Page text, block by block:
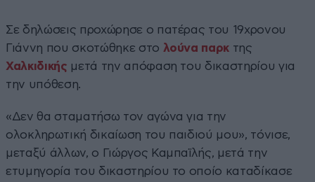
Σε δηλώσεις προχώρησε ο πατέρας του 19χρονου
Γιάννη που σκοτώθηκε στο λούνα παρκ της
Χαλκιδικής μετά την απόφαση του δικαστηρίου για
την υπόθεση.
«Δεν θα σταματήσω τον αγώνα για την
ολοκληρωτική δικαίωση του παιδιού μου», τόνισε,
μεταξύ άλλων, ο Γιώργος Καμπαϊλής, μετά την
ετυμηγορία του δικαστηρίου το οποίο καταδίκασε